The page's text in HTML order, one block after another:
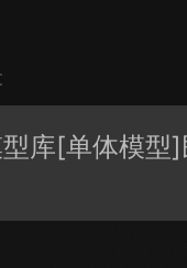
Vray Enscape
库[单体模